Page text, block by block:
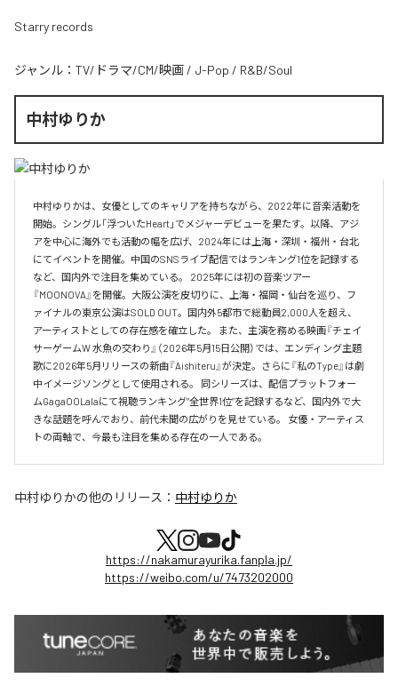
Starry records
ジャンル： TV/ドラマ/CM/映画 / J-Pop / R&B/Soul
中村ゆりか
中村ゆりかは、女優としてのキャリアを持ちながら、2022年に音楽活動を
開始。シングル「浮ついたHeart」でメジャーデビューを果たす。以降、アジ
アを中心に海外でも活動の幅を広げ、2024年には上海・深圳・福州・台北
にてイベントを開催。中国のSNSライブ配信ではランキング1位を記録する
など、国内外で注目を集めている。 2025年には初の音楽ツアー
『MOONOVA』を開催。大阪公演を皮切りに、上海・福岡・仙台を巡り、フ
ァイナルの東京公演はSOLD OUT。国内外5都市で総動員2,000人を超え、
アーティストとしての存在感を確立した。 また、主演を務める映画『チェイ
サーゲームW 水魚の交わり』（2026年5月15日公開）では、エンディング主題
歌に2026年5月リリースの新曲『Aishiteru』が決定。さらに『私のType』は劇
中イメージソングとして使用される。 同シリーズは、配信プラットフォー
ムGagaOOLalaにて視聴ランキング“全世界1位”を記録するなど、国内外で大
きな話題を呼んでおり、前代未聞の広がりを見せている。 女優・アーティス
トの両軸で、今最も注目を集める存在の一人である。
中村ゆりかの他のリリース： 中村ゆりか
https://nakamurayurika.fanpla.jp/
https://weibo.com/u/7473202000